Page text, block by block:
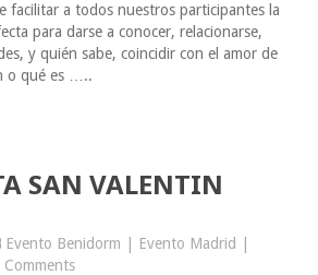
facilitar a todos nuestros participantes la
para darse a conocer, relacionarse,
y quién sabe, coincidir con el amor de
o qué es …..
SAN VALENTIN
Evento Benidorm Evento Madrid
Comments